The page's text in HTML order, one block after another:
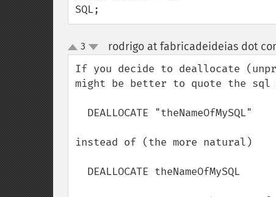
SQL;
up
down
3 rodrigo at fabricadeideias dot
If you decide to deallocate
might be better to quote the sql
instead of (the more natural)